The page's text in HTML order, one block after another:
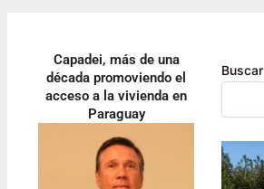
Capadei, más de una
década promoviendo el
acceso a la vivienda en
Paraguay
Buscar
InstagramFacebook